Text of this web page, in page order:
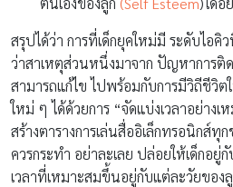
สรุปได้ว่า การที่เด็กยุคใหม่มี ระดับไอคิ
ว่าสาเหตุส่วนหนึ่งมาจาก ปัญหาการติ
สามารถแก้ไข ไปพร้อมกับการมีวิถีชีวิต
ใหม่ ๆ ได้ด้วยการ “จัดแบ่งเวลาอย่างเ
สร้างตารางการเล่นสื่ออิเล็กทรอนิกส์
ควรกระทำ อย่าละเลย ปล่อยให้เด็กอยู่กั
เวลาที่เหมาะสมขึ้นอยู่กับแต่ละวัยของ